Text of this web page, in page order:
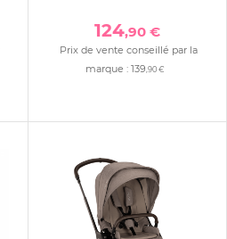
124,90 €
Prix de vente conseillé par la
marque :139,90 €